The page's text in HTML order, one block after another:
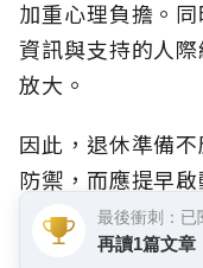
加重心理負擔。
資訊與支持的人
放大。
因此，退休準備
防禦，而應提早
務安排，也應同
以及可提供支持
最後衝刺：已
再讀1篇文章